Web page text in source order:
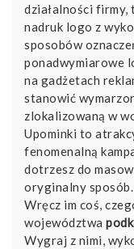
działalności
nadruk logo z
sposobów
ponadwymiarowe
na gadżetach
stanowić
zlokalizowaną w
Upominki to
fenomenalną
dotrzesz do
oryginalny
Wręcz im coś,
województwa
Wygraj z nimi,